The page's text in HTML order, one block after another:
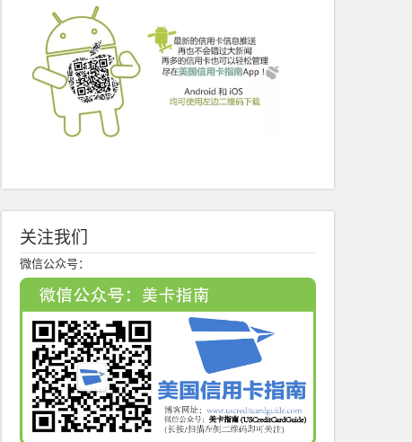
关注我们
微信公众号：